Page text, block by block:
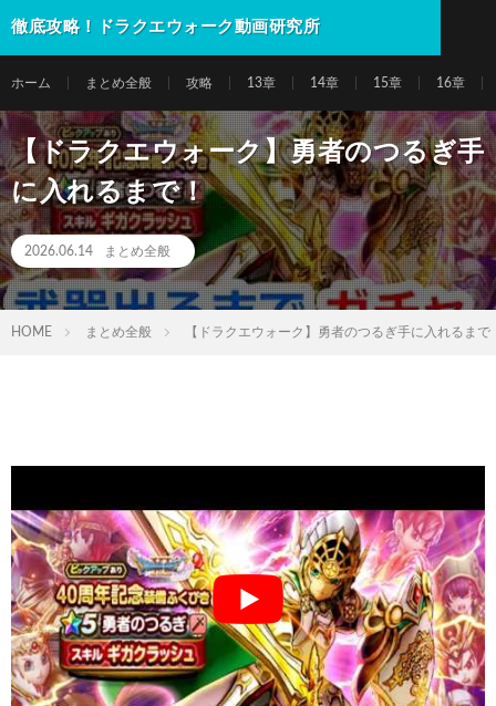
徹底攻略！ドラクエウォーク動画研究所
ホーム まとめ全般 攻略 13章 14章 15章 16章
【ドラクエウォーク】勇者のつるぎ手
に入れるまで！
2026.06.14 まとめ全般
HOME まとめ全般 【ドラクエウォーク】勇者のつるぎ手に入れるまで